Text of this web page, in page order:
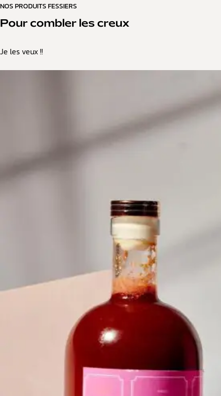
NOS PRODUITS FESSIERS
Pour combler les creux
Je les veux !!